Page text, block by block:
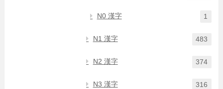
N0 漢字 1
N1 漢字 483
N2 漢字 374
N3 漢字 316